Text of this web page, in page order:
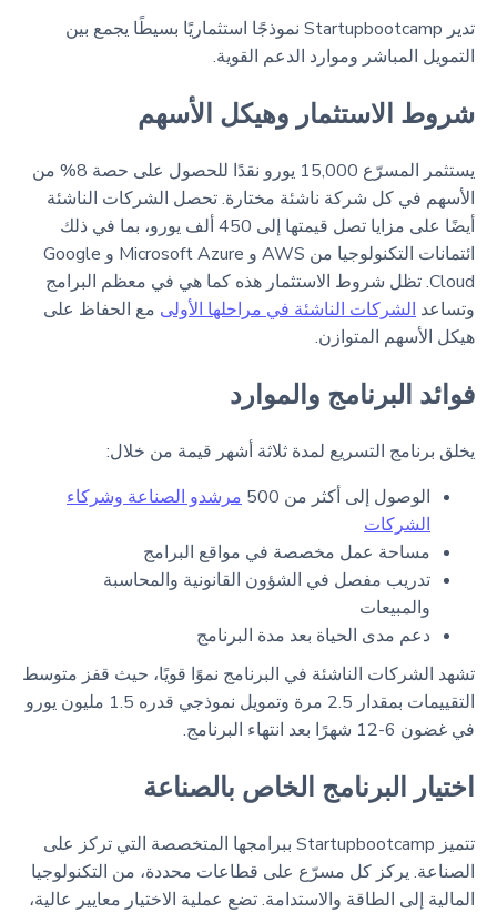
تدير Startupbootcamp نموذجًا استثماريًا بسيطًا يجمع بين
التمويل المباشر وموارد الدعم القوية.
شروط الاستثمار وهيكل الأسهم
يستثمر المسرّع 15,000 يورو نقدًا للحصول على حصة 8% من
الأسهم في كل شركة ناشئة مختارة. تحصل الشركات الناشئة
أيضًا على مزايا تصل قيمتها إلى 450 ألف يورو، بما في ذلك
ائتمانات التكنولوجيا من AWS و Microsoft Azure و Google
Cloud. تظل شروط الاستثمار هذه كما هي في معظم البرامج
وتساعد الشركات الناشئة في مراحلها الأولى مع الحفاظ على
هيكل الأسهم المتوازن.
فوائد البرنامج والموارد
يخلق برنامج التسريع لمدة ثلاثة أشهر قيمة من خلال:
الوصول إلى أكثر من 500
مرشدو الصناعة وشركاء
الشركات
مساحة عمل مخصصة في مواقع البرامج
تدريب مفصل في الشؤون القانونية والمحاسبة
والمبيعات
دعم مدى الحياة بعد مدة البرنامج
تشهد الشركات الناشئة في البرنامج نموًا قويًا، حيث قفز متوسط
التقييمات بمقدار 2.5 مرة وتمويل نموذجي قدره 1.5 مليون يورو
في غضون 6-12 شهرًا بعد انتهاء البرنامج.
اختيار البرنامج الخاص بالصناعة
تتميز Startupbootcamp ببرامجها المتخصصة التي تركز على
الصناعة. يركز كل مسرّع على قطاعات محددة، من التكنولوجيا
المالية إلى الطاقة والاستدامة. تضع عملية الاختيار معايير عالية،